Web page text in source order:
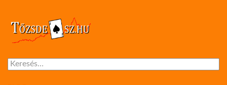
Keresés: